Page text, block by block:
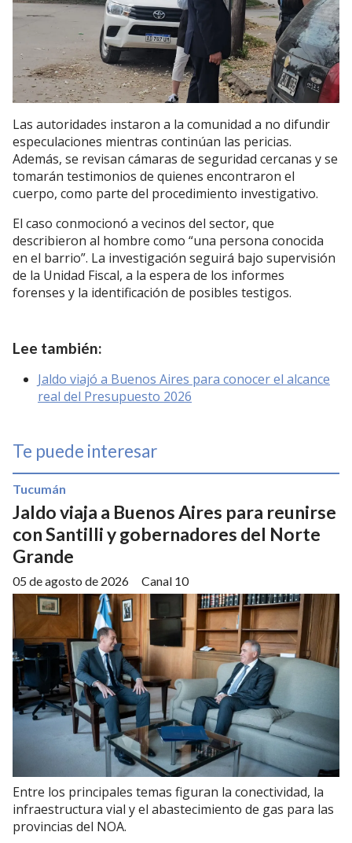
Las autoridades instaron a la comunidad a no difundir
especulaciones mientras continúan las pericias.
Además, se revisan cámaras de seguridad cercanas y se
tomarán testimonios de quienes encontraron el
cuerpo, como parte del procedimiento investigativo.
El caso conmocionó a vecinos del sector, que
describieron al hombre como “una persona conocida
en el barrio”. La investigación seguirá bajo supervisión
de la Unidad Fiscal, a la espera de los informes
forenses y la identificación de posibles testigos.
Lee también:
Jaldo viajó a Buenos Aires para conocer el alcance
real del Presupuesto 2026
Te puede interesar
Jaldo viaja a Buenos Aires para reunirse
con Santilli y gobernadores del Norte
Grande
Canal 10
Tucumán
05 de agosto de 2026
Entre los principales temas figuran la conectividad, la
infraestructura vial y el abastecimiento de gas para las
provincias del NOA.